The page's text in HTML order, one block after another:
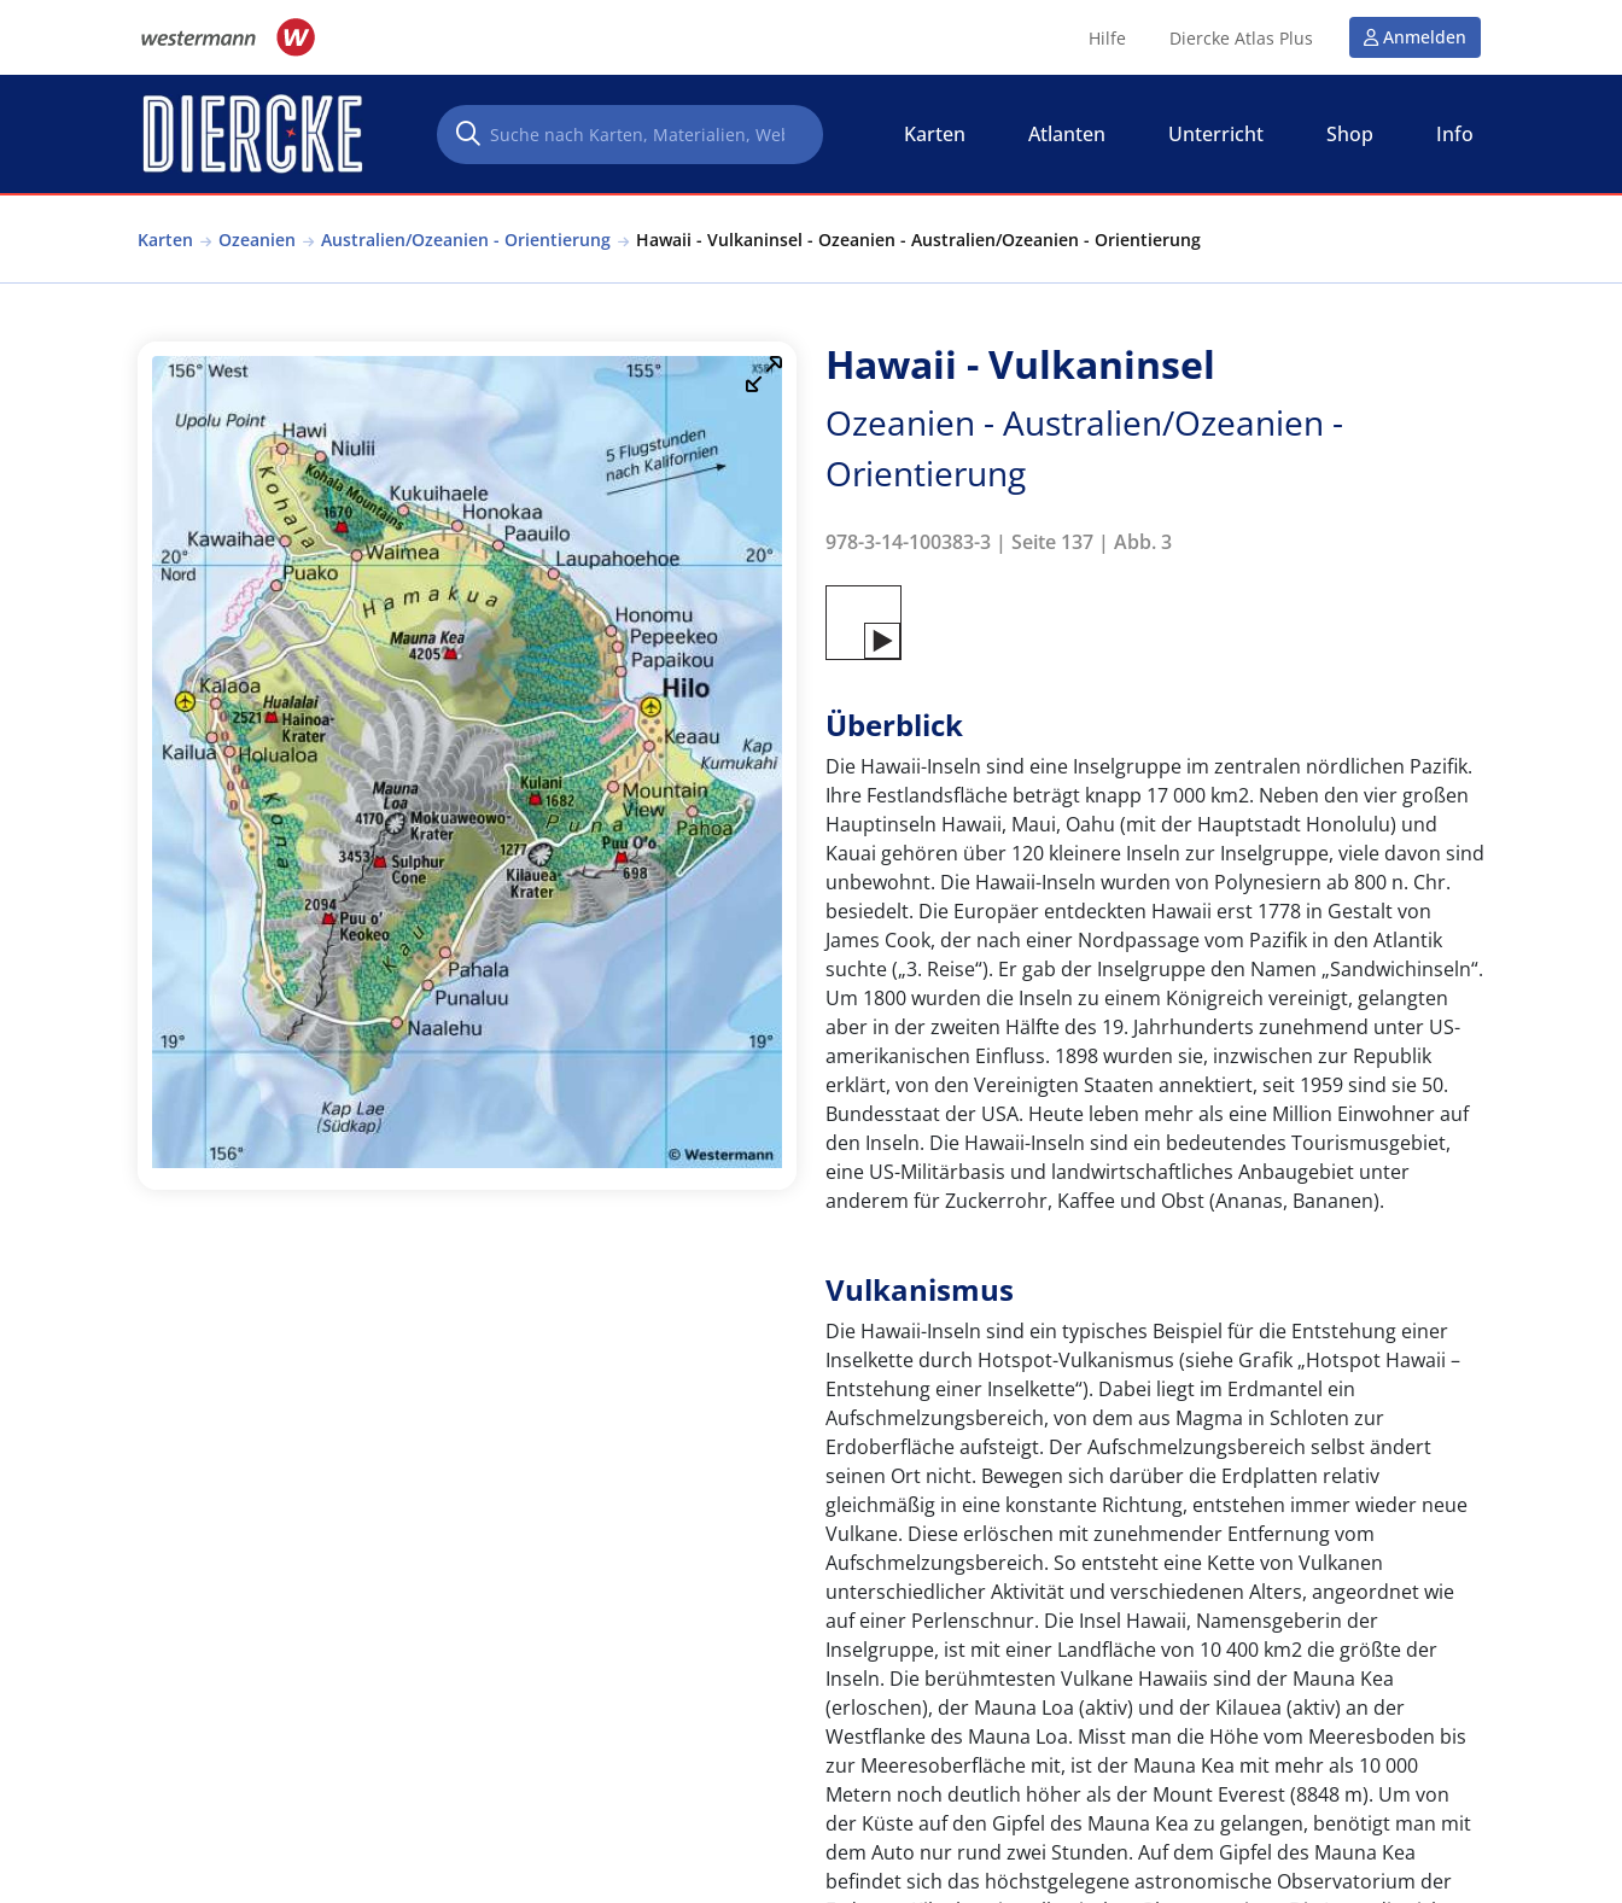
Hilfe Diercke Atlas Plus Anmelden
Karten Atlanten Unterricht Shop Info
Karten Ozeanien Australien/Ozeanien - Orientierung Hawaii - Vulkaninsel - Ozeanien - Australien/Ozeanien - Orientierung
Hawaii - Vulkaninsel
Ozeanien - Australien/Ozeanien -
Orientierung
978-3-14-100383-3 | Seite 137 | Abb. 3
Überblick
Die Hawaii-Inseln sind eine Inselgruppe im zentralen nördlichen Pazifik.
Ihre Festlandsfläche beträgt knapp 17 000 km2. Neben den vier großen
Hauptinseln Hawaii, Maui, Oahu (mit der Hauptstadt Honolulu) und
Kauai gehören über 120 kleinere Inseln zur Inselgruppe, viele davon sind
unbewohnt. Die Hawaii-Inseln wurden von Polynesiern ab 800 n. Chr.
besiedelt. Die Europäer entdeckten Hawaii erst 1778 in Gestalt von
James Cook, der nach einer Nordpassage vom Pazifik in den Atlantik
suchte („3. Reise“). Er gab der Inselgruppe den Namen „Sandwichinseln“.
Um 1800 wurden die Inseln zu einem Königreich vereinigt, gelangten
aber in der zweiten Hälfte des 19. Jahrhunderts zunehmend unter US-
amerikanischen Einfluss. 1898 wurden sie, inzwischen zur Republik
erklärt, von den Vereinigten Staaten annektiert, seit 1959 sind sie 50.
Bundesstaat der USA. Heute leben mehr als eine Million Einwohner auf
den Inseln. Die Hawaii-Inseln sind ein bedeutendes Tourismusgebiet,
eine US-Militärbasis und landwirtschaftliches Anbaugebiet unter
anderem für Zuckerrohr, Kaffee und Obst (Ananas, Bananen).
Vulkanismus
Die Hawaii-Inseln sind ein typisches Beispiel für die Entstehung einer
Inselkette durch Hotspot-Vulkanismus (siehe Grafik „Hotspot Hawaii –
Entstehung einer Inselkette“). Dabei liegt im Erdmantel ein
Aufschmelzungsbereich, von dem aus Magma in Schloten zur
Erdoberfläche aufsteigt. Der Aufschmelzungsbereich selbst ändert
seinen Ort nicht. Bewegen sich darüber die Erdplatten relativ
gleichmäßig in eine konstante Richtung, entstehen immer wieder neue
Vulkane. Diese erlöschen mit zunehmender Entfernung vom
Aufschmelzungsbereich. So entsteht eine Kette von Vulkanen
unterschiedlicher Aktivität und verschiedenen Alters, angeordnet wie
auf einer Perlenschnur. Die Insel Hawaii, Namensgeberin der
Inselgruppe, ist mit einer Landfläche von 10 400 km2 die größte der
Inseln. Die berühmtesten Vulkane Hawaiis sind der Mauna Kea
(erloschen), der Mauna Loa (aktiv) und der Kilauea (aktiv) an der
Westflanke des Mauna Loa. Misst man die Höhe vom Meeresboden bis
zur Meeresoberfläche mit, ist der Mauna Kea mit mehr als 10 000
Metern noch deutlich höher als der Mount Everest (8848 m). Um von
der Küste auf den Gipfel des Mauna Kea zu gelangen, benötigt man mit
dem Auto nur rund zwei Stunden. Auf dem Gipfel des Mauna Kea
befindet sich das höchstgelegene astronomische Observatorium der